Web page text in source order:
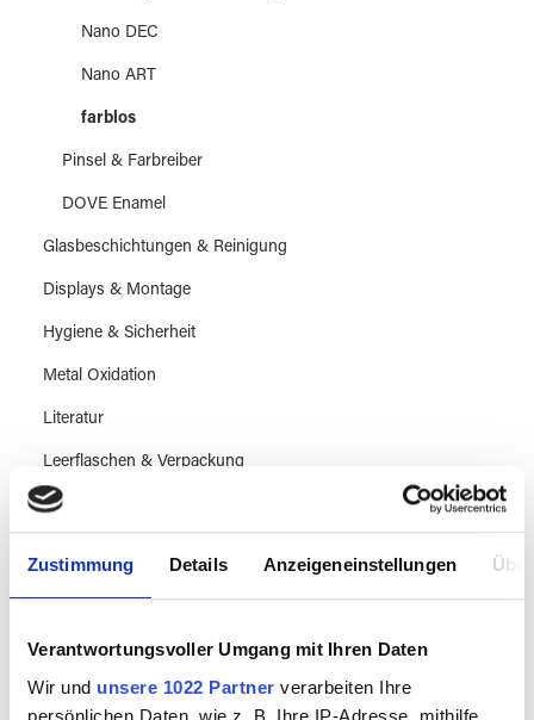
Zustimmung Details Anzeigeneinstellungen
Verantwortungsvoller Umgang mit Ihren Daten
Wir und unsere 1022 Partner verarbeiten Ihre
persönlichen Daten, wie z. B. Ihre IP-Adresse, mithilfe
Nano DEC
Nano ART
farblos
Pinsel & Farbreiber
DOVE Enamel
Glasbeschichtungen & Reinigung
Displays & Montage
Hygiene & Sicherheit
Metal Oxidation
Literatur
Leerflaschen & Verpackung
Sale
Workshops & Know How